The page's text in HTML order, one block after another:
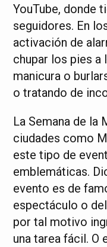
YouTube, donde
seguidores. En
activación de
chupar los pies a
manicura o
o tratando de
La Semana de la
ciudades como
este tipo de
emblemáticas.
evento es de
espectáculo o
por tal motivo
una tarea fácil. O